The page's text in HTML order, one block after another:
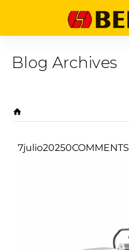
Blog Archives
7julio20250COMMENTS